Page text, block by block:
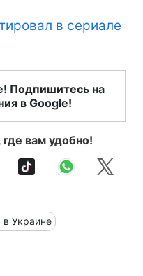
в сериале
Подпишитесь на
в Google!
вам удобно!
в Украине